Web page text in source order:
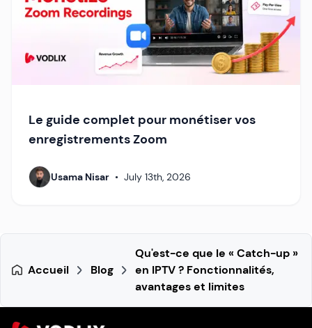
Le guide complet pour monétiser vos
enregistrements Zoom
Usama Nisar • July 13th, 2026
Accueil Blog
Qu'est-ce que le « Catch-up »
en IPTV ? Fonctionnalités,
avantages et limites